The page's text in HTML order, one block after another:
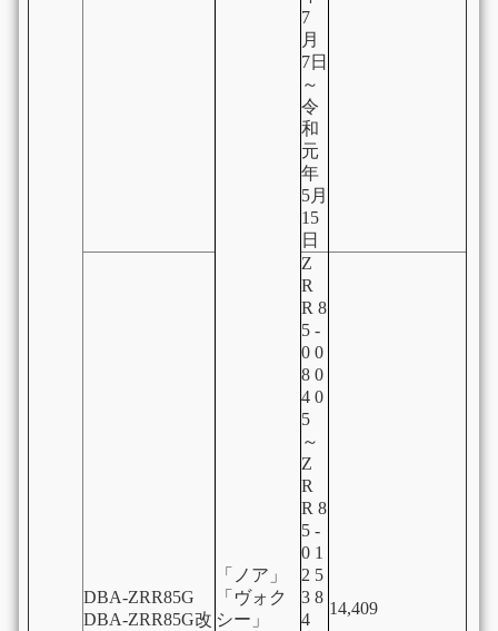
「ノア」
「ヴォク
シー」
7
月
7日
～
令
和
元
年
5月
15
日
DBA-ZRR85G
DBA-ZRR85G改
Z
R
R 8
5 -
0 0
8 0
4 0
5
～
Z
R
R 8
5 -
0 1
2 5
3 8
4
14,409